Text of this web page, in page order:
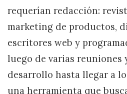
requerían redacción:
marketing de productos,
escritores web y
luego de varias reuniones
desarrollo hasta llegar a
una herramienta que